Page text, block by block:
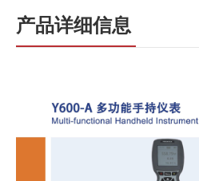
产品详细信息